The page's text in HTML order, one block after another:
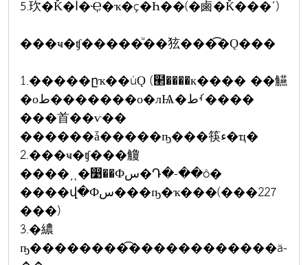
5.㺵�Ǩ�آ�Ҿ�ҡ�ç�Һ��(�鹵�Ǩ���ʹ)
���ҹ�ʧ�����ͧ��㹡���͡�Ǫ���
1.�����ըҡ��úǪ (๢����к���� ��觾
�оط�������о�лѨ�ࡾط����
���⾸��ѵ��
������ǡ�����ҧ���筷ء�ҵ�
2.���ҹ�ʧ���觼
����͵ͺ�෹��Фس�Դ�-��ô�
����վ�Фس���ҧ�ҡ���(���227
���)
3.�繷
ҧ��������͡������������ä-